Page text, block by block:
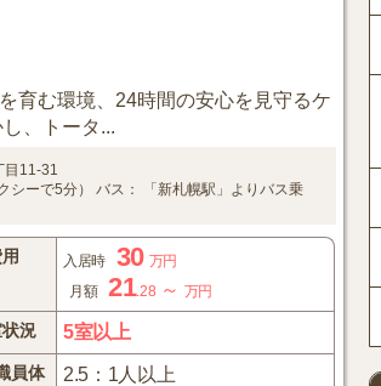
育む環境、24時間の安心を見守るケ
、トータ...
目11-31
ーで5分） バス：
「新札幌駅」よりバス乗
入居時 30 万円
月額
21.28 ～ 万円
況 5室以上
員体
2.5：1人以上